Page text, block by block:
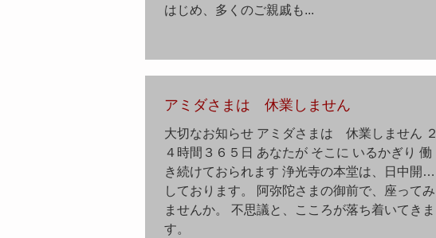
はじめ、多くのご親戚も...
アミダさまは 休業しません
大切なお知らせ アミダさまは 休業しません ２
４時間３６５日 あなたが そこに いるかぎり 働
き続けておられます 浄光寺の本堂は、日中開放
しております。 阿弥陀さまの御前で、座ってみ
ませんか。 不思議と、こころが落ち着いてきま
す。